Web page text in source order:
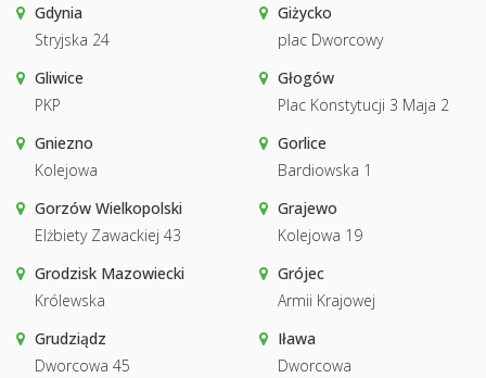
Gdynia
Stryjska 24
Giżycko
plac Dworcowy
Gliwice
PKP
Głogów
Plac Konstytucji 3 Maja 2
Gniezno
Kolejowa
Gorlice
Bardiowska 1
Gorzów Wielkopolski
Elżbiety Zawackiej 43
Grajewo
Kolejowa 19
Grodzisk Mazowiecki
Królewska
Grójec
Armii Krajowej
Grudziądz
Dworcowa 45
Iława
Dworcowa